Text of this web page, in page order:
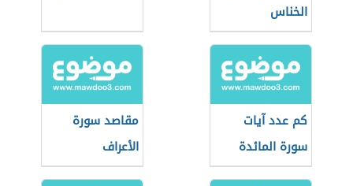
الخناس
كم عدد آيات
سورة المائدة
مقاصد سورة
الأعراف